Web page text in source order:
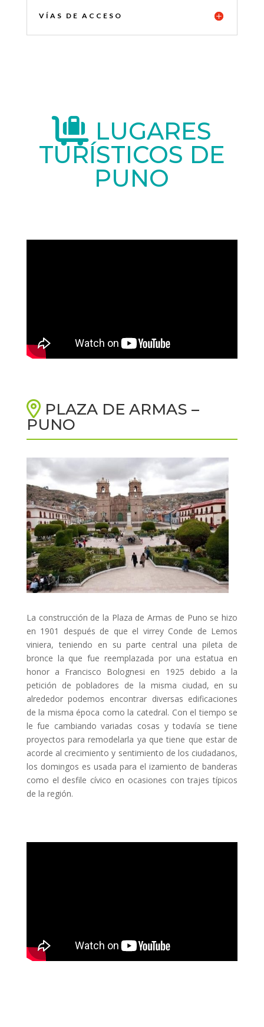
VÍAS DE ACCESO
LUGARES
TURÍSTICOS DE
PUNO
PLAZA DE ARMAS –
PUNO
La construcción de la Plaza de Armas de Puno se hizo
en 1901 después de que el virrey Conde de Lemos
viniera, teniendo en su parte central una pileta de
bronce la que fue reemplazada por una estatua en
honor a Francisco Bolognesi en 1925 debido a la
petición de pobladores de la misma ciudad, en su
alrededor podemos encontrar diversas edificaciones
de la misma época como la catedral. Con el tiempo se
le fue cambiando variadas cosas y todavía se tiene
proyectos para remodelarla ya que tiene que estar de
acorde al crecimiento y sentimiento de los ciudadanos,
los domingos es usada para el izamiento de banderas
como el desfile cívico en ocasiones con trajes típicos
de la región.